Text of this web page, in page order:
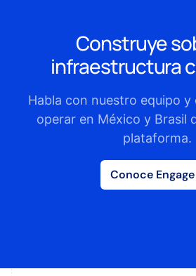
Construye
infraestructura
Habla con nuestro equipo y
operar en México y Brasil
plataforma.
Conoce Engage